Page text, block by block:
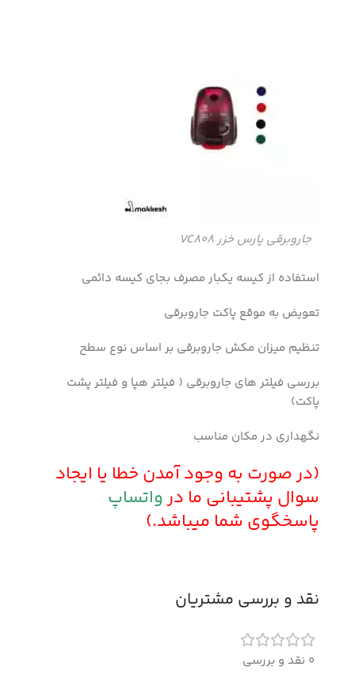
جاروبرقی پارس خزر VC808
استفاده از کیسه یکبار مصرف بجای کیسه دائمی
تعویض به موقع پاکت جاروبرقی
تنظیم میزان مکش جاروبرقی بر اساس نوع سطح
بررسی فیلتر های جاروبرقی ( فیلتر هپا و فیلتر پشت
پاکت)
نگهداری در مکان مناسب
(در صورت به وجود آمدن خطا یا ایجاد
سوال پشتیبانی ما درواتساپ
پاسخگوی شما میباشد.)
نقد و بررسی مشتریان
0 نقد و بررسی